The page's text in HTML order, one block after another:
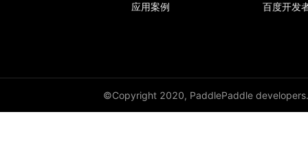
应用案例 百度开发
©Copyright 2020, PaddlePaddle developers.